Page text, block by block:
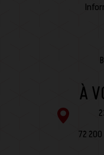
À
72 200